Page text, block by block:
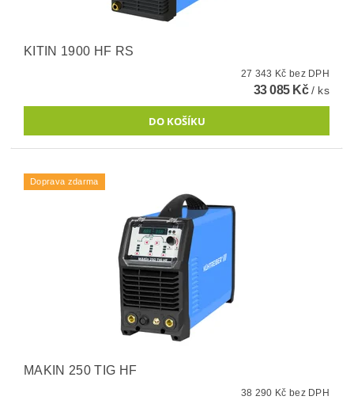
KITIN 1900 HF RS
27 343 Kč bez DPH
33 085 Kč/ ks
Doprava zdarma
MAKIN 250 TIG HF
38 290 Kč bez DPH